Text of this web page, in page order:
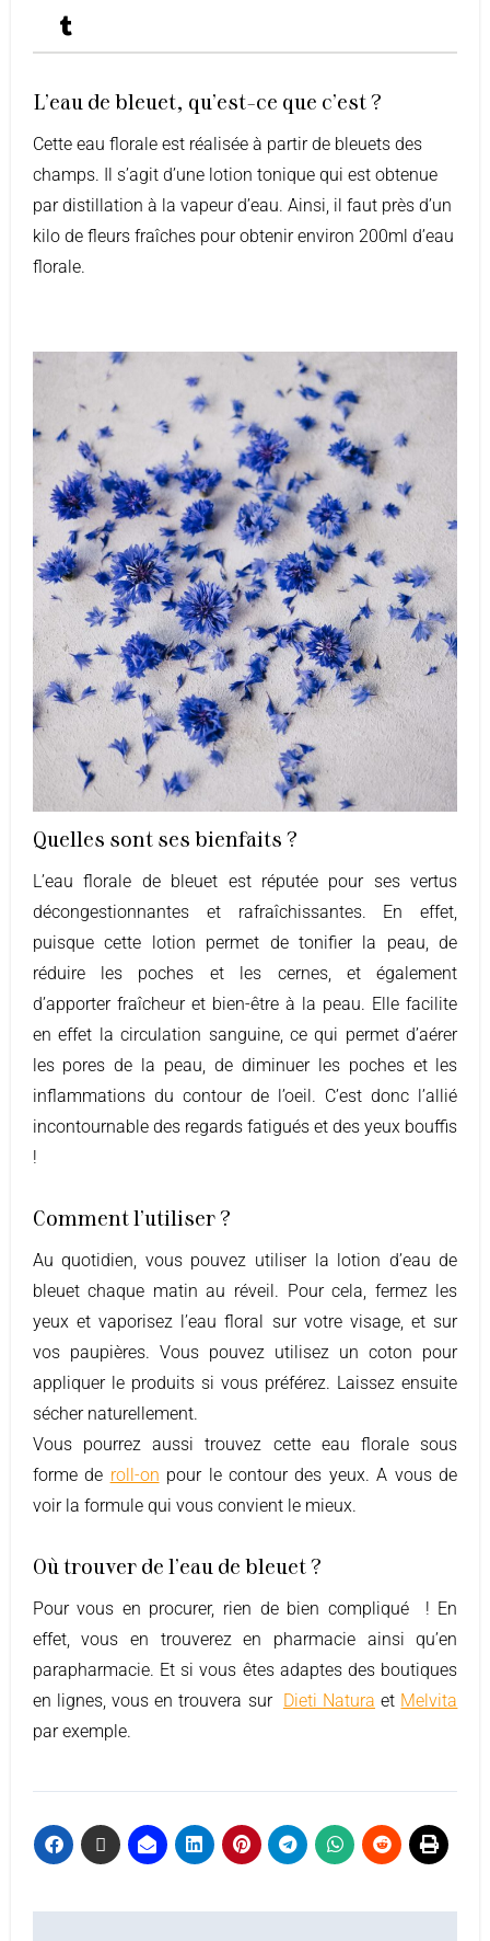
L'eau de bleuet, qu'est-ce que c'est ?
Cette eau florale est réalisée à partir de bleuets des
champs. Il s’agit d’une lotion tonique qui est obtenue
par distillation à la vapeur d’eau. Ainsi, il faut près d’un
kilo de fleurs fraîches pour obtenir environ 200ml d’eau
florale.
Quelles sont ses bienfaits ?
L’eau florale de bleuet est réputée pour ses vertus
décongestionnantes et rafraîchissantes. En effet,
puisque cette lotion permet de tonifier la peau, de
réduire les poches et les cernes, et également
d’apporter fraîcheur et bien-être à la peau. Elle facilite
en effet la circulation sanguine, ce qui permet d’aérer
les pores de la peau, de diminuer les poches et les
inflammations du contour de l’oeil. C’est donc l’allié
incontournable des regards fatigués et des yeux bouffis
!
Comment l'utiliser ?
Au quotidien, vous pouvez utiliser la lotion d’eau de
bleuet chaque matin au réveil. Pour cela, fermez les
yeux et vaporisez l’eau floral sur votre visage, et sur
vos paupières. Vous pouvez utilisez un coton pour
appliquer le produits si vous préférez. Laissez ensuite
sécher naturellement.
Vous pourrez aussi trouvez cette eau florale sous
forme de roll-on pour le contour des yeux. A vous de
voir la formule qui vous convient le mieux.
Où trouver de l'eau de bleuet ?
Pour vous en procurer, rien de bien compliqué ! En
effet, vous en trouverez en pharmacie ainsi qu’en
parapharmacie. Et si vous êtes adaptes des boutiques
en lignes, vous en trouvera sur Dieti Natura et Melvita
par exemple.